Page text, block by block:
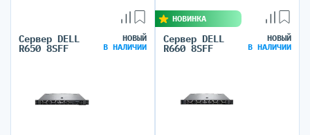
Сервер DELL
R650 8SFF
НОВЫЙ
В НАЛИЧИИ
НОВИНКА
Сервер DELL
R660 8SFF
НОВЫЙ
В НАЛИЧИИ